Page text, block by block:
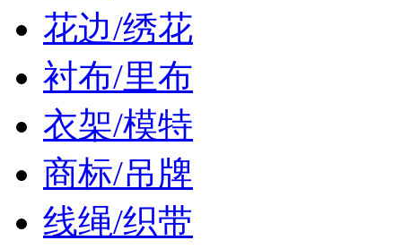
花边/绣花
衬布/里布
衣架/模特
商标/吊牌
线绳/织带